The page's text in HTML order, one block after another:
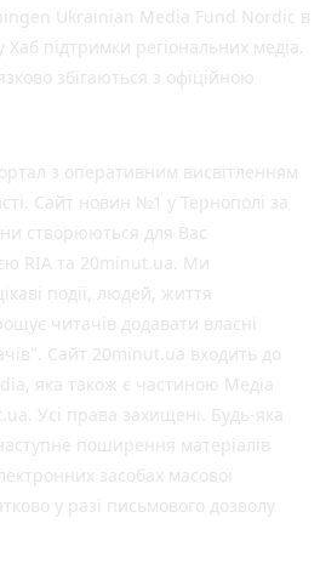
Ukrainian Media Fund Nordic в
Хаб підтримки регіональних медіа.
збігаються з офіційною
з оперативним висвітленням
Сайт новин №1 у Тернополі за
створюються для Вас
RIA та 20minut.ua. Ми
події, людей, життя
читачів додавати власні
Сайт 20minut.ua входить до
яка також є частиною Медіа
Усі права захищені. Будь-яка
поширення матеріалів
засобах масової
у разі письмового дозволу